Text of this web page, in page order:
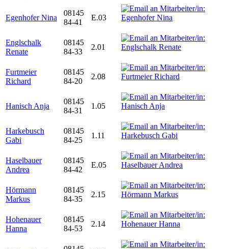
Egenhofer Nina
08145
84-41
E.03
Englschalk
Renate
08145
84-33
2.01
Furtmeier
Richard
08145
84-20
2.08
Hanisch Anja
08145
84-31
1.05
Harkebusch
Gabi
08145
84-25
1.11
Haselbauer
Andrea
08145
84-42
E.05
Hörmann
Markus
08145
84-35
2.15
Hohenauer
Hanna
08145
84-53
2.14